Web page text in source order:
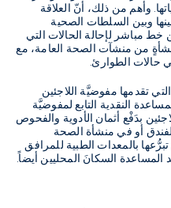
وأهم من ذلك، أنّ العلاقة
وبين السلطات الصحية
خط مباشر لإحالة الحالات التي
من منشآت الصحة العامة، مع
حالات الطوارئ.
تقدمها مفوضيَّة اللاجئين
النقدية التابع لمفوضيَّة
بدَفْع أثمان الأدوية والفحوص
أو في منشأة الصحة
بالمعدات الطبية للمرافق
السكانَ المحليين أيضاً.